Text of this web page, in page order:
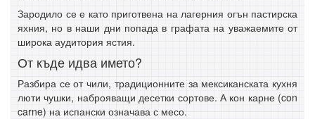
Зародило се е като приготвена на лагерния огън пастирска
яхния, но в наши дни попада в графата на уважаемите от
широка аудитория ястия.
От къде идва името?
Разбира се от чили, традиционните за мексиканската кухня
люти чушки, наброяващи десетки сортове. А кон карне (con
carne) на испански означава с месо.